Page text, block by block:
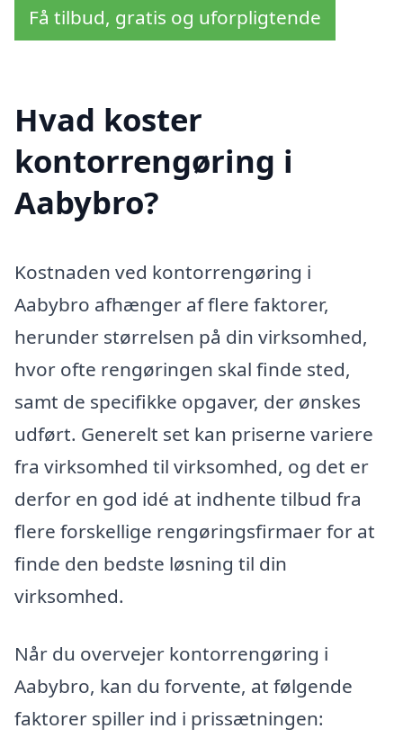
Få tilbud, gratis og uforpligtende
Hvad koster
kontorrengøring i
Aabybro?
Kostnaden ved kontorrengøring i
Aabybro afhænger af flere faktorer,
herunder størrelsen på din virksomhed,
hvor ofte rengøringen skal finde sted,
samt de specifikke opgaver, der ønskes
udført. Generelt set kan priserne variere
fra virksomhed til virksomhed, og det er
derfor en god idé at indhente tilbud fra
flere forskellige rengøringsfirmaer for at
finde den bedste løsning til din
virksomhed.
Når du overvejer kontorrengøring i
Aabybro, kan du forvente, at følgende
faktorer spiller ind i prissætningen: